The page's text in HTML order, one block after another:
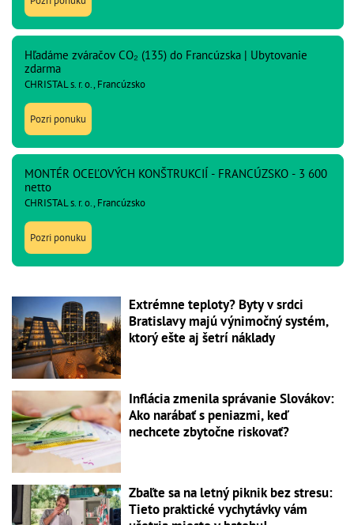
Hľadáme zváračov CO₂ (135) do Francúzska | Ubytovanie
zdarma
CHRISTAL s. r. o., Francúzsko
Pozri ponuku
MONTÉR OCEĽOVÝCH KONŠTRUKCIÍ - FRANCÚZSKO - 3 600
netto
CHRISTAL s. r. o., Francúzsko
Pozri ponuku
Extrémne teploty? Byty v srdci
Bratislavy majú výnimočný systém,
ktorý ešte aj šetrí náklady
Inflácia zmenila správanie Slovákov:
Ako narábať s peniazmi, keď
nechcete zbytočne riskovať?
Zbaľte sa na letný piknik bez stresu:
Tieto praktické vychytávky vám